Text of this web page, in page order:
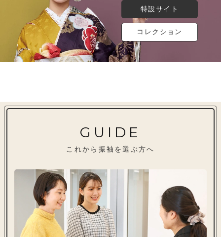
特設サイト
コレクション
GUIDE
これから振袖を選ぶ方へ